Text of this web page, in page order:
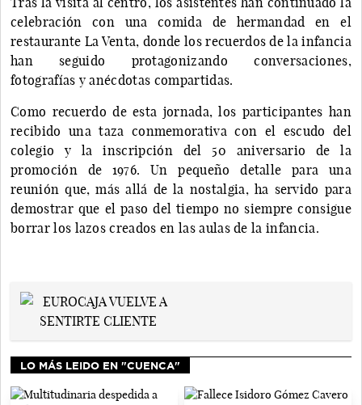
celebración con una comida de hermandad en el
restaurante La Venta, donde los recuerdos de la infancia
han seguido protagonizando conversaciones,
fotografías y anécdotas compartidas.
Como recuerdo de esta jornada, los participantes han
recibido una taza conmemorativa con el escudo del
colegio y la inscripción del 50 aniversario de la
promoción de 1976. Un pequeño detalle para una
reunión que, más allá de la nostalgia, ha servido para
demostrar que el paso del tiempo no siempre consigue
borrar los lazos creados en las aulas de la infancia.
LO MÁS LEIDO EN "CUENCA"